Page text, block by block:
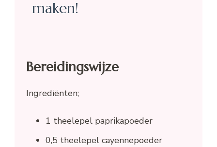
maken!
Bereidingswijze
Ingrediënten;
1 theelepel paprikapoeder
0,5 theelepel cayennepoeder